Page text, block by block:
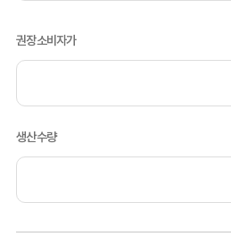
권장소비자가
생산수량